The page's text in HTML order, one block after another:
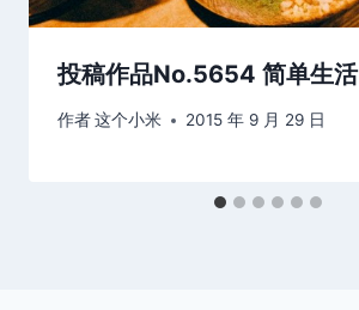
投稿作品No.5654 简单生活
作者这个小米 2015 年 9 月 29 日